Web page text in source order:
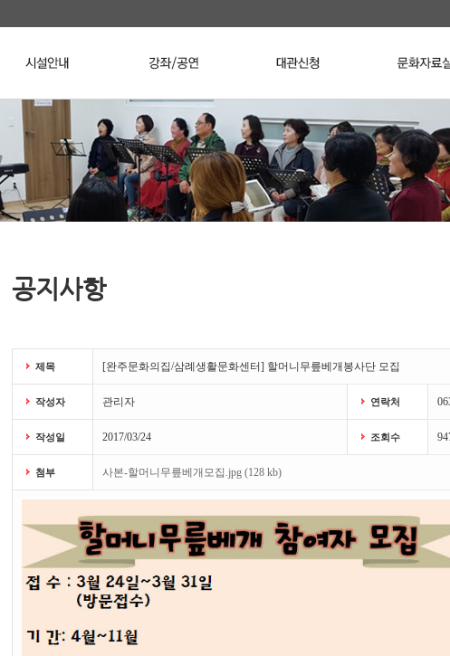
공지사항
제목 [완주문화의집/삼례생활문화센터] 할머니무릎베개봉사단 모집
작성자 관리자 연락처
작성일 2017/03/24 조회수
첨부 사본-할머니무릎베개모집.jpg (128 kb)